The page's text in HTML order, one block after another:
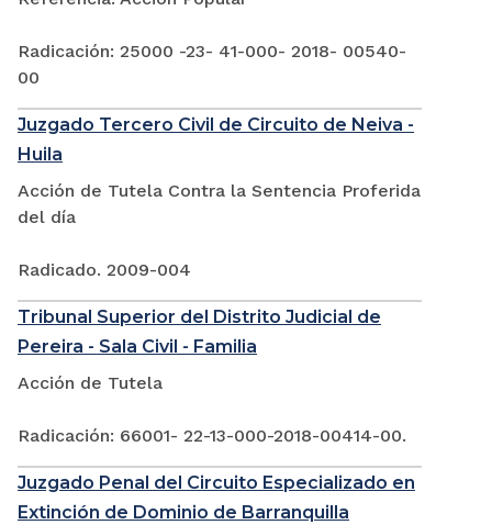
Radicación: 25000 -23- 41-000- 2018- 00540-
00
Juzgado Tercero Civil de Circuito de Neiva -
Huila
Acción de Tutela Contra la Sentencia Proferida
del día
Radicado. 2009-004
Tribunal Superior del Distrito Judicial de
Pereira - Sala Civil - Familia
Acción de Tutela
Radicación: 66001- 22-13-000-2018-00414-00.
Juzgado Penal del Circuito Especializado en
Extinción de Dominio de Barranquilla